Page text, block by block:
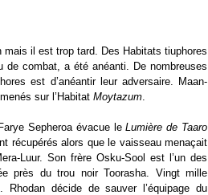
mais il est trop tard. Des Habitats tiuphores
de combat, a été anéanti. De nombreuses
est d’anéantir leur adversaire. Maan-
sur l’Habitat Moytazum.
Sepheroa évacue leLumière de Taaro
récupérés alors que le vaisseau menaçait
Luur. Son frère Osku-Sool est l’un des
près du trou noir Toorasha. Vingt mille
. Rhodan décide de sauver l’équipage du